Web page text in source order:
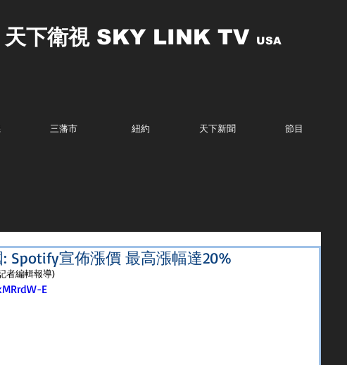
天下衛視SKY LINK TV USA
三藩市 紐約 天下新聞 節目
: Spotify宣佈漲價 最高漲幅達20%
者編輯報導)
E